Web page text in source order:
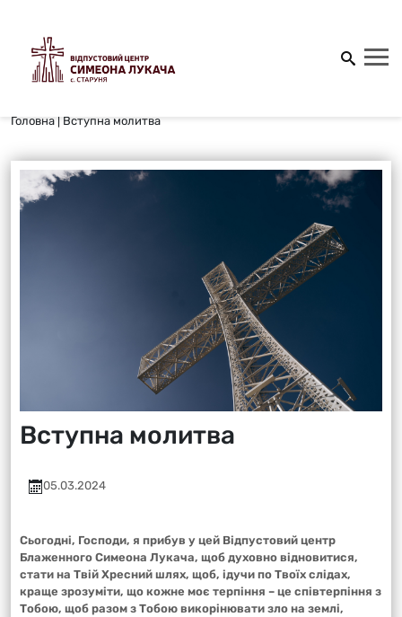
Головна | Вступна молитва
Вступна молитва
05.03.2024
Сьогодні, Господи, я прибув у цей Відпустовий центр
Блаженного Симеона Лукача, щоб духовно відновитися,
стати на Твій Хресний шлях, щоб, ідучи по Твоїх слідах,
краще зрозуміти, що кожне моє терпіння – це співтерпіння з
Тобою, щоб разом з Тобою викорінювати зло на землі,